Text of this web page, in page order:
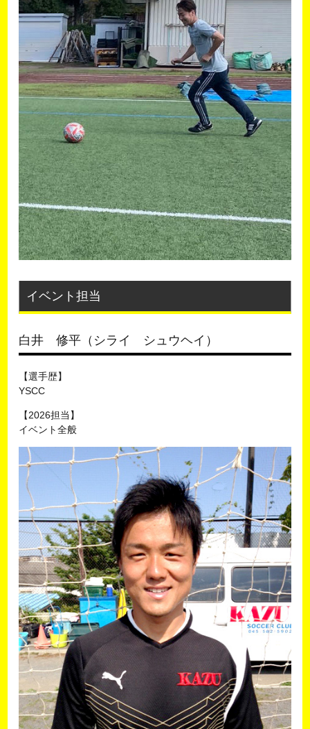
イベント担当
白井 修平（シライ シュウヘイ）
【選手歴】
YSCC
【2026担当】
イベント全般